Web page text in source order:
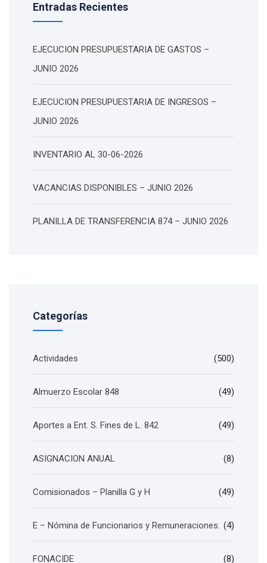
Entradas Recientes
EJECUCION PRESUPUESTARIA DE GASTOS –
JUNIO 2026
EJECUCION PRESUPUESTARIA DE INGRESOS –
JUNIO 2026
INVENTARIO AL 30-06-2026
VACANCIAS DISPONIBLES – JUNIO 2026
PLANILLA DE TRANSFERENCIA 874 – JUNIO 2026
Categorías
Actividades (500)
Almuerzo Escolar 848 (49)
Aportes a Ent. S. Fines de L. 842 (49)
ASIGNACION ANUAL (8)
Comisionados – Planilla G y H (49)
E – Nómina de Funcionarios y Remuneraciones. (4)
FONACIDE (8)